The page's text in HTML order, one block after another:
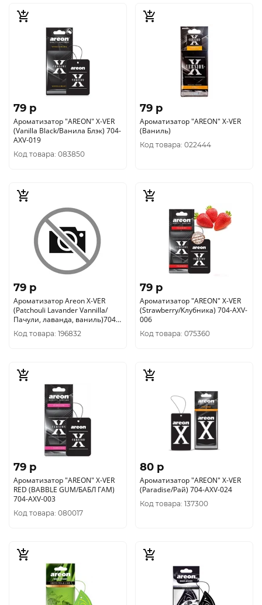
79 p
Ароматизатор "AREON" X-VER
(Vanilla Black/Ванила Блэк) 704-
AXV-019
Код товара: 083850
79 p
Ароматизатор "AREON" X-VER
(Ваниль)
Код товара: 022444
79 p
Ароматизатор Аreon X-VER
(Patchouli Lavander Vannilla/
Пачули, лаванда, ваниль)704-
AXV-026
Код товара: 196832
79 p
Ароматизатор "AREON" X-VER
(Strawberry/Клубника) 704-AXV-
006
Код товара: 075360
79 p
Ароматизатор "AREON" X-VER
RED (BABBLE GUM/БАБЛ ГАМ)
704-AXV-003
Код товара: 080017
80 p
Ароматизатор "AREON" X-VER
(Paradise/Рай) 704-AXV-024
Код товара: 137300